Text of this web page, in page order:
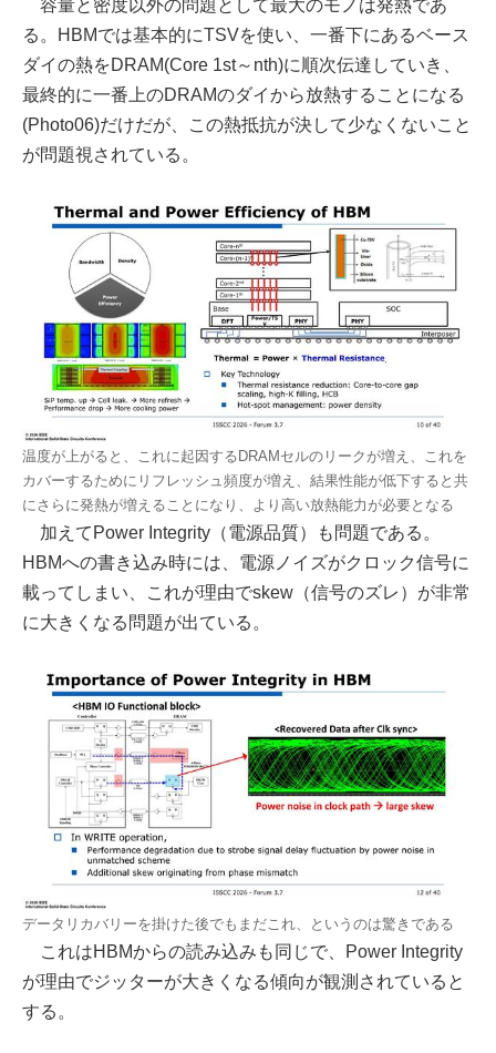
容量と密度以外の問題として最大のモノは発熱であ
る。HBMでは基本的にTSVを使い、一番下にあるベース
ダイの熱をDRAM(Core 1st～nth)に順次伝達していき、
最終的に一番上のDRAMのダイから放熱することになる
(Photo06)だけだが、この熱抵抗が決して少なくないこと
が問題視されている。
温度が上がると、これに起因するDRAMセルのリークが増え、これを
カバーするためにリフレッシュ頻度が増え、結果性能が低下すると共
にさらに発熱が増えることになり、より高い放熱能力が必要となる
加えてPower Integrity（電源品質）も問題である。
HBMへの書き込み時には、電源ノイズがクロック信号に
載ってしまい、これが理由でskew（信号のズレ）が非常
に大きくなる問題が出ている。
データリカバリーを掛けた後でもまだこれ、というのは驚きである
これはHBMからの読み込みも同じで、Power Integrity
が理由でジッターが大きくなる傾向が観測されていると
する。